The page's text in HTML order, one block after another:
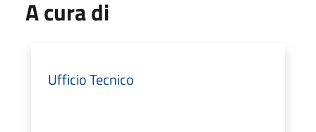
A cura di
Ufficio Tecnico